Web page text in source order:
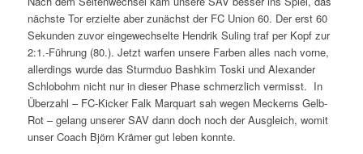
nächste Tor erzielte aber zunächst der FC Union 60. Der erst 60
Sekunden zuvor eingewechselte Hendrik Suling traf per Kopf zur
2:1.-Führung (80.). Jetzt warfen unsere Farben alles nach vorne,
allerdings wurde das Sturmduo Bashkim Toski und Alexander
Schlobohm nicht nur in dieser Phase schmerzlich vermisst. In
Überzahl – FC-Kicker Falk Marquart sah wegen Meckerns Gelb-
Rot – gelang unserer SAV dann doch noch der Ausgleich, womit
unser Coach Björn Krämer gut leben konnte.